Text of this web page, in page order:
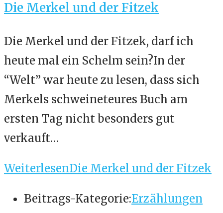
Die Merkel und der Fitzek
Die Merkel und der Fitzek, darf ich
heute mal ein Schelm sein?In der
“Welt” war heute zu lesen, dass sich
Merkels schweineteures Buch am
ersten Tag nicht besonders gut
verkauft…
WeiterlesenDie Merkel und der Fitzek
Beitrags-Kategorie:Erzählungen